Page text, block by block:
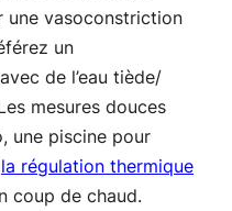
une vasoconstriction
un
de l’eau tiède/
mesures douces
une piscine pour
la régulation thermique
coup de chaud.